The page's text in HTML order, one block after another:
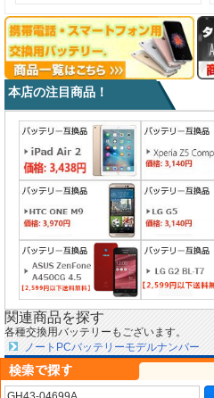
本店の注目商品！
関連商品を探す
各種交換用バッテリーもございます。
ノートPCバッテリーモデルナンバー